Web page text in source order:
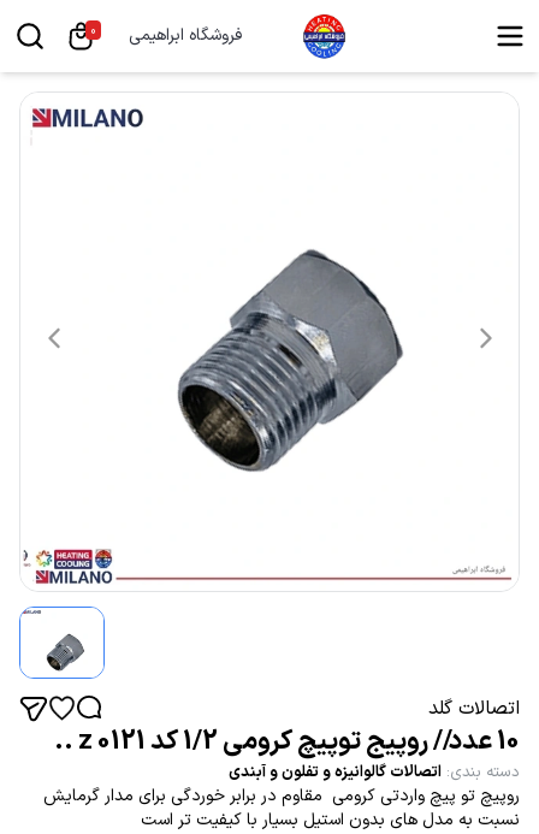
فروشگاه ابراهیمی 0
اتصالات گلد
10 عدد// روپیج توپیچ کرومی 1/2 کد 0121 z ..
دسته بندی: اتصالات گالوانیزه و تفلون و آبندی
روپیچ تو پیچ واردتی کرومی مقاوم در برابر خوردگی برای مدار گرمایش
نسبت به مدل های بدون استیل بسیار با کیفیت تر است